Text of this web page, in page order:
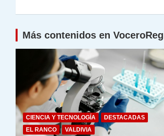
Más contenidos en
CIENCIA Y TECNOLOGÍA
DESTACADAS
EL RANCO
VALDIVIA